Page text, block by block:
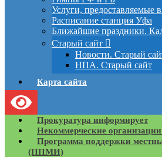
Услуги, предоставляемые
Расписание станция Уфа
Ближайшие праздники.
Старый сайт
Новости. Старый
НПА. Старый сайт
Карта сайта
Прокуратура информирует
Некоммерческие
Программа поддержки
(ППМИ)